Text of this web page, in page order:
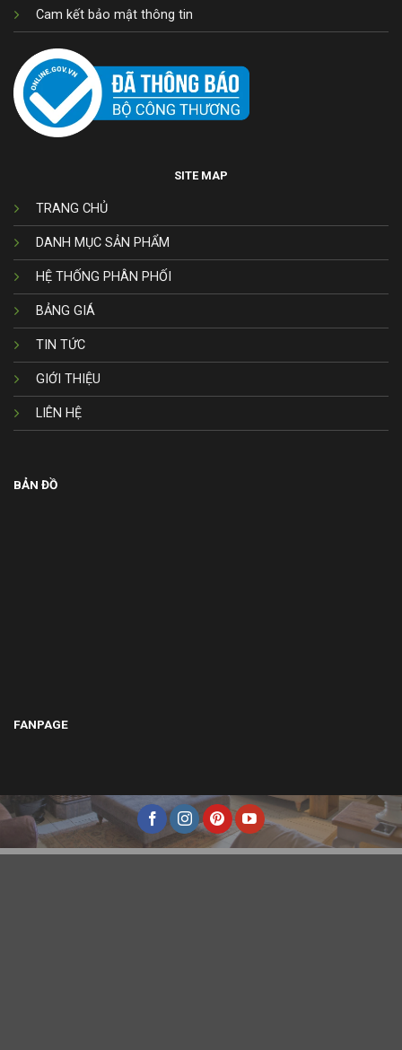
Cam kết bảo mật thông tin
SITE MAP
TRANG CHỦ
DANH MỤC SẢN PHẨM
HỆ THỐNG PHÂN PHỐI
BẢNG GIÁ
TIN TỨC
GIỚI THIỆU
LIÊN HỆ
BẢN ĐỒ
FANPAGE